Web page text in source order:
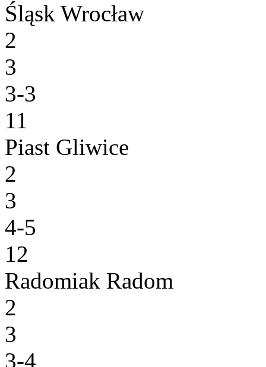
Śląsk Wrocław
2
3
3-3
11
Piast Gliwice
2
3
4-5
12
Radomiak Radom
2
3
3-4